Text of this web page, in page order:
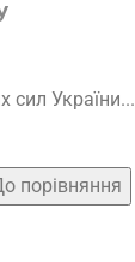
сил України...
порівняння